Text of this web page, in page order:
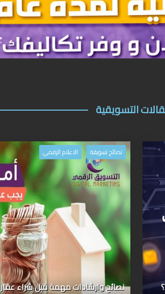
التسويقية
نصائح تسويقة الاعلام الرقمي
نصائح وارشادات مهمة قبل شراء عقار